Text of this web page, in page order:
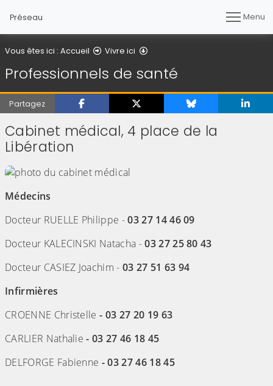
Préseau Menu
Vous êtes ici : Accueil Vivre ici
Professionnels de santé
Partagez
Cabinet médical, 4 place de la
Libération
Médecins
Docteur RUELLE Philippe -03 27 14 46 09
Docteur KALECINSKI Natacha -03 27 25 80 43
Docteur CASIEZ Joachim - 03 27 51 63 94
Infirmières
CROENNE Christelle - 03 27 20 19 63
CARLIER Nathalie- 03 27 46 18 45
DELFORGE Fabienne - 03 27 46 18 45